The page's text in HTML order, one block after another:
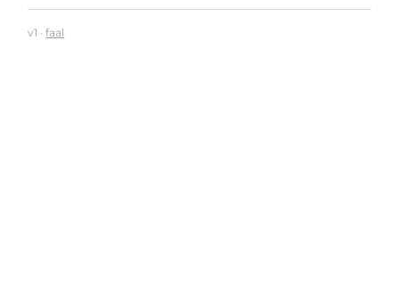
v1 ·faal